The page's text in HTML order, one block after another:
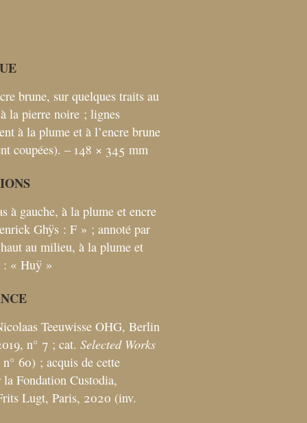
brune, sur quelques traits au
la pierre noire ; lignes
à la plume et à l’encre brune
coupées). – 148 × 345 mm
à gauche, à la plume et encre
Ghÿs : F » ; annoté par
au milieu, à la plume et
: « Huÿ »
Teeuwisse OHG, Berlin
n° 7 ; cat. Selected Works
60) ; acquis de cette
la Fondation Custodia,
Lugt, Paris, 2020 (inv.